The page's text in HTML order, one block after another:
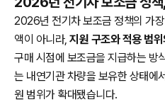
2026년 전기차 보조금 정책의 가
액이 아니라, 지원 구조와 적용 범
구매 시점에 보조금을 지급하는
는 내연기관 차량을 보유한 상태에
원 범위가 확대됐습니다.